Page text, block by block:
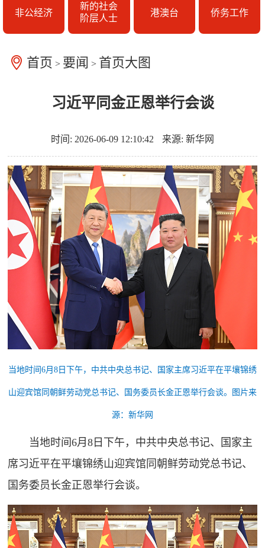
非公经济
新的社会
阶层人士
港澳台 侨务工作
首页 > 要闻 > 首页大图
习近平同金正恩举行会谈
时间: 2026-06-09 12:10:42 来源: 新华网
当地时间6月8日下午，中共中央总书记、国家主席习近平在平壤锦绣
山迎宾馆同朝鲜劳动党总书记、国务委员长金正恩举行会谈。图片来
源：新华网
当地时间6月8日下午，中共中央总书记、国家主
席习近平在平壤锦绣山迎宾馆同朝鲜劳动党总书记、
国务委员长金正恩举行会谈。